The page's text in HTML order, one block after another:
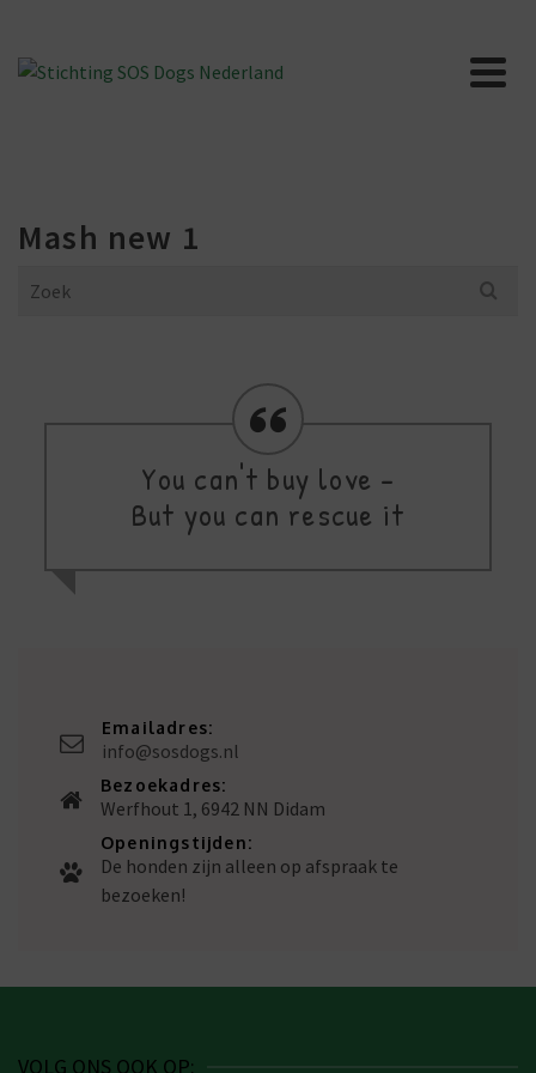
Mash new 1
Search
You can't buy love -
But you can rescue it
Emailadres:
info@sosdogs.nl
Bezoekadres:
Werfhout 1, 6942 NN Didam
Openingstijden:
De honden zijn alleen op afspraak te
bezoeken!
VOLG ONS OOK OP: